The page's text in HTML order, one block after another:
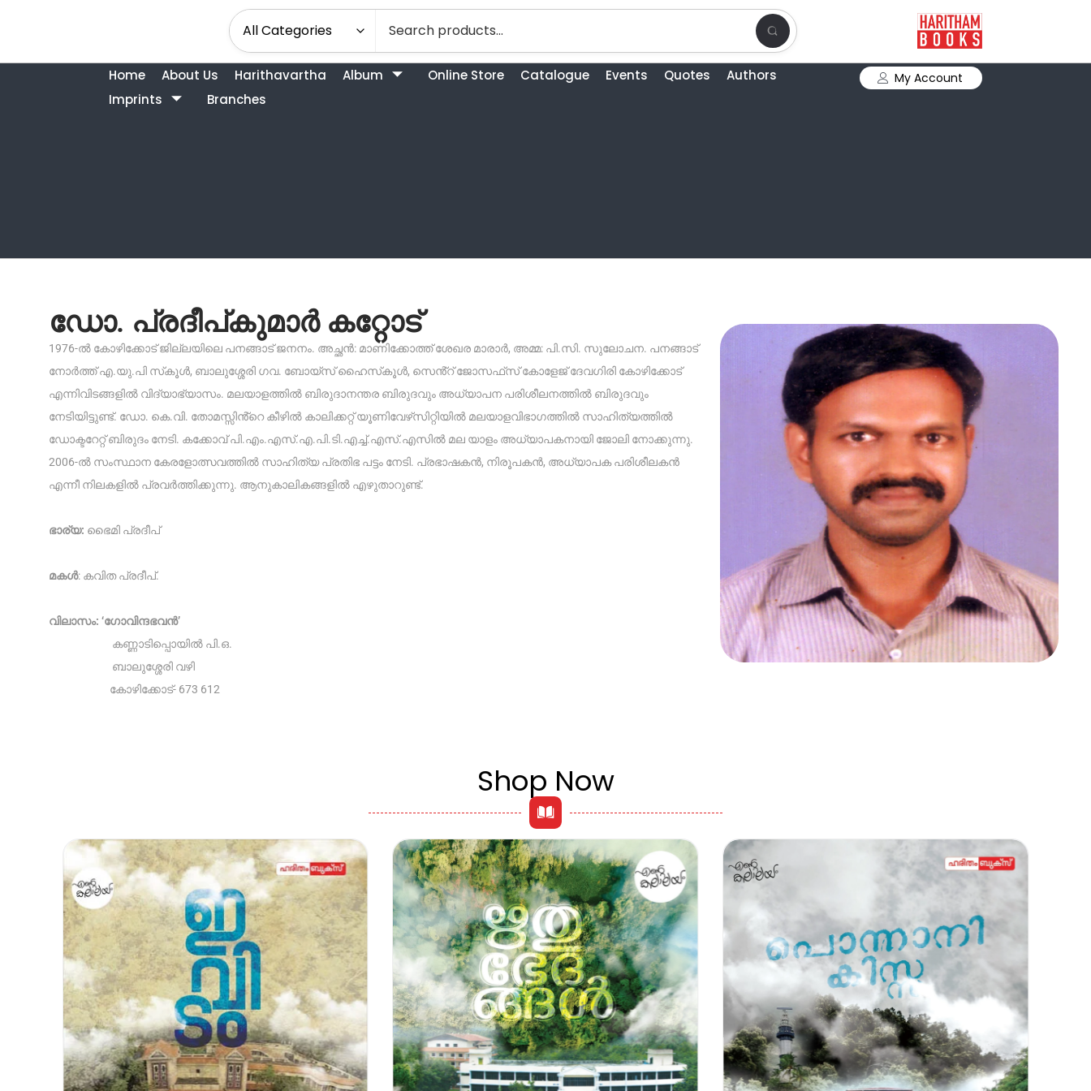
Home About Us Harithavartha Album Online Store Catalogue Events Quotes
Authors
Imprints
Branches
My Account
ഡോ. പ്രദീപ്‌കുമാർ കറ്റോട്
1976-ൽ കോഴിക്കോട് ജില്ലയിലെ പനങ്ങാട് ജനനം. അച്ഛൻ: മാണിക്കോത്ത് ശേഖര മാരാർ, അമ്മ: പി.സി. സുലോചന. പനങ്ങാട്
നോർത്ത് എ.യു.പി സ്‌കൂൾ, ബാലുശ്ശേരി ഗവ. ബോയ്സ് ഹൈസ്‌കൂൾ, സെൻ്റ് ജോസഫ്‌സ് കോളേജ് ദേവഗിരി കോഴിക്കോട്
എന്നിവിടങ്ങളിൽ വിദ്യാഭ്യാസം. മലയാളത്തിൽ ബിരുദാനന്തര ബിരുദവും അധ്യാപന പരിശീലനത്തിൽ ബിരുദവും
നേടിയിട്ടുണ്ട്. ഡോ. കെ.വി. തോമസ്സിൻ്റെ കീഴിൽ കാലിക്കറ്റ് യൂണിവേഴ്‌സിറ്റിയിൽ മലയാളവിഭാഗത്തിൽ സാഹിത്യത്തിൽ
ഡോക്ടറേറ്റ് ബിരുദം നേടി. കക്കോവ് പി.എം.എസ്.എ.പി.ടി.എച്ച്.എസ്.എസിൽ മല യാളം അധ്യാപകനായി ജോലി നോക്കുന്നു.
2006-ൽ സംസ്ഥാന കേരളോത്സവത്തിൽ സാഹിത്യ പ്രതിഭ പട്ടം നേടി. പ്രഭാഷകൻ, നിരൂപകൻ, അധ്യാപക പരിശീലകൻ
എന്നീ നിലകളിൽ പ്രവർത്തിക്കുന്നു. ആനുകാലികങ്ങളിൽ എഴുതാറുണ്ട്.
ഭാര്യ: ഭൈമി പ്രദീപ്
മകൾ: കവിത പ്രദീപ്.
വിലാസം: ‘ഗോവിന്ദഭവൻ’
കണ്ണാടിപ്പൊയിൽ പി.ഒ.
ബാലുശ്ശേരി വഴി
കോഴിക്കോട്- 673 612
Shop Now